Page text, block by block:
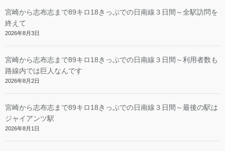
宮崎から志布志まで89キロ18きっぷでの日南線３日間～全駅訪問を
終えて
2026年8月3日
宮崎から志布志まで89キロ18きっぷでの日南線３日間～利用者数も
路線内では巨人なんです
2026年8月2日
宮崎から志布志まで89キロ18きっぷでの日南線３日間～最後の駅は
ジャイアンツ駅
2026年8月1日